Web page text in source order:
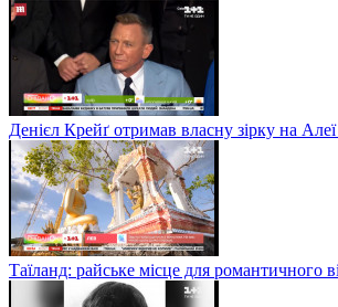
Денієл Крейґ отримав власну зірку на
Таїланд: райське місце для романтичного